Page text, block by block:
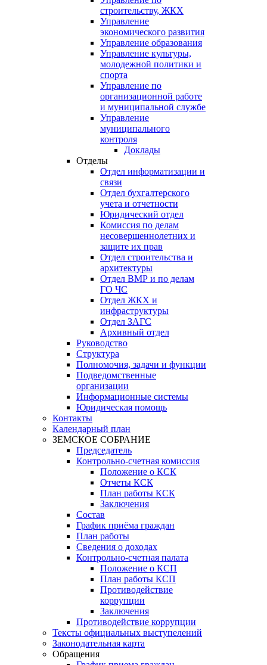
строительству, ЖКХ
Управление
экономического развития
Управление образования
Управление культуры,
молодежной политики и
спорта
Управление по
организационной работе
и муниципальной службе
Управление
муниципального
контроля
Доклады
Отделы
Отдел информатизации и
связи
Отдел бухгалтерского
учета и отчетности
Юридический отдел
Комиссия по делам
несовершеннолетних и
защите их прав
Отдел строительства и
архитектуры
Отдел ВМР и по делам
ГО ЧС
Отдел ЖКХ и
инфраструктуры
Отдел ЗАГС
Архивный отдел
Руководство
Структура
Полномочия, задачи и функции
Подведомственные
организации
Информационные системы
Юридическая помощь
Контакты
Календарный план
ЗЕМСКОЕ СОБРАНИЕ
Председатель
Контрольно-счетная комиссия
Положение о КСК
Отчеты КСК
План работы КСК
Заключения
Состав
График приёма граждан
План работы
Сведения о доходах
Контрольно-счетная палата
Положение о КСП
План работы КСП
Противодействие
коррупции
Заключения
Противодействие коррупции
Тексты официальных выступелений
Законодательная карта
Обращения